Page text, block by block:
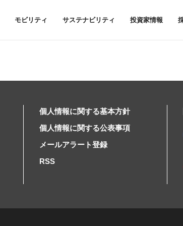
モビリティ サステナビリティ 投資家情報
個人情報に関する基本方針
個人情報に関する公表事項
メールアラート登録
RSS